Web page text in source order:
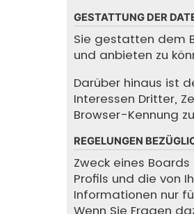
GESTATTUNG DER
Sie gestatten dem
und anbieten zu
Darüber hinaus ist
Interessen Dritter,
Browser-Kennung
REGELUNGEN
Zweck eines
Profils und die von
Informationen nur
Wenn Sie Fragen